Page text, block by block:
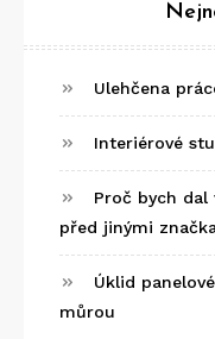
Ulehčena
Interiérové
Proč bych dal
před jinými
Úklid
můrou